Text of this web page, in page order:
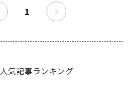
1
人気記事ランキング